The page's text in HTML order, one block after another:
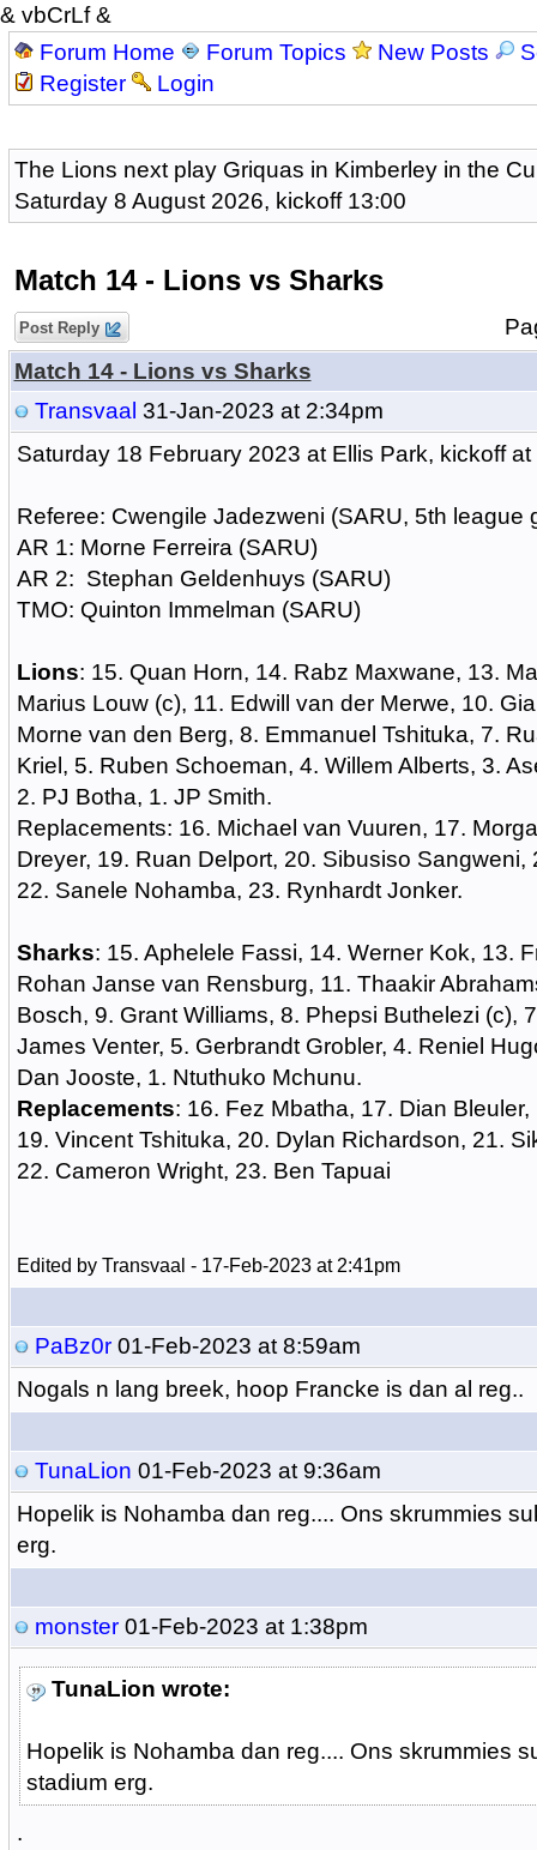
& vbCrLf &
Forum Home
Forum Topics New Posts
Register
Login
The Lions next play Griquas in Kimberley in the
Saturday 8 August 2026, kickoff 13:00
Match 14 - Lions vs Sharks
Post Reply
Match 14 - Lions vs Sharks
Transvaal 31-Jan-2023 at 2:34pm
Saturday 18 February 2023 at Ellis Park, kickoff at
Referee: Cwengile Jadezweni (SARU, 5th league
AR 1: Morne Ferreira (SARU)
AR 2: Stephan Geldenhuys (SARU)
TMO: Quinton Immelman (SARU)
Lions: 15. Quan Horn, 14. Rabz Maxwane, 13.
Marius Louw (c), 11. Edwill van der Merwe, 10.
Morne van den Berg, 8. Emmanuel Tshituka, 7.
Kriel, 5. Ruben Schoeman, 4. Willem Alberts, 3.
2. PJ Botha, 1. JP Smith.
Replacements: 16. Michael van Vuuren, 17.
Dreyer, 19. Ruan Delport, 20. Sibusiso Sangweni,
22. Sanele Nohamba, 23. Rynhardt Jonker.
Sharks: 15. Aphelele Fassi, 14. Werner Kok, 13.
Rohan Janse van Rensburg, 11. Thaakir
Bosch, 9. Grant Williams, 8. Phepsi Buthelezi (c),
James Venter, 5. Gerbrandt Grobler, 4. Reniel
Dan Jooste, 1. Ntuthuko Mchunu.
Replacements: 16. Fez Mbatha, 17. Dian
19. Vincent Tshituka, 20. Dylan Richardson, 21.
22. Cameron Wright, 23. Ben Tapuai
Edited by Transvaal - 17-Feb-2023 at 2:41pm
PaBz0r01-Feb-2023 at 8:59am
Nogals n lang breek, hoop Francke is dan al reg..
TunaLion 01-Feb-2023 at 9:36am
Hopelik is Nohamba dan reg.... Ons skrummies
erg.
monster01-Feb-2023 at 1:38pm
TunaLion wrote:
Hopelik is Nohamba dan reg.... Ons skrummies
stadium erg.
.